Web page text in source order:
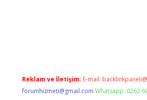
Reklam ve İletişim: E-mail:
forumhizmeti@gmail.com Whatsapp: 0262